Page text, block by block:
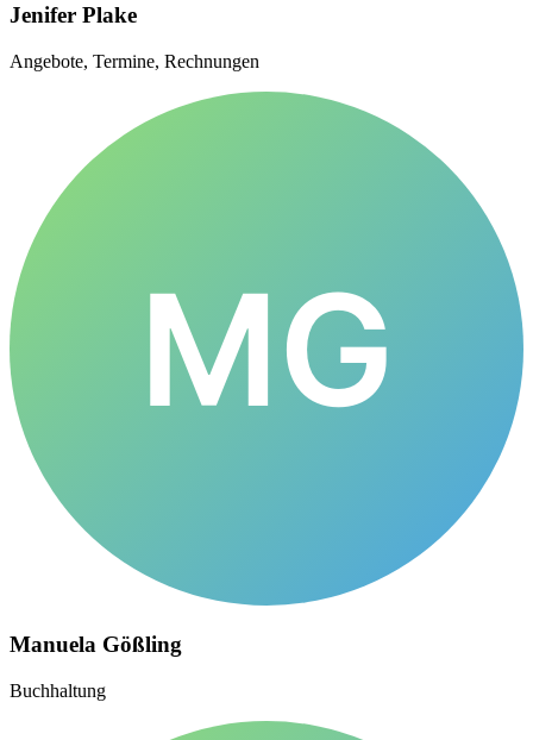
Jenifer Plake
Angebote, Termine, Rechnungen
MG
Manuela Gößling
Buchhaltung